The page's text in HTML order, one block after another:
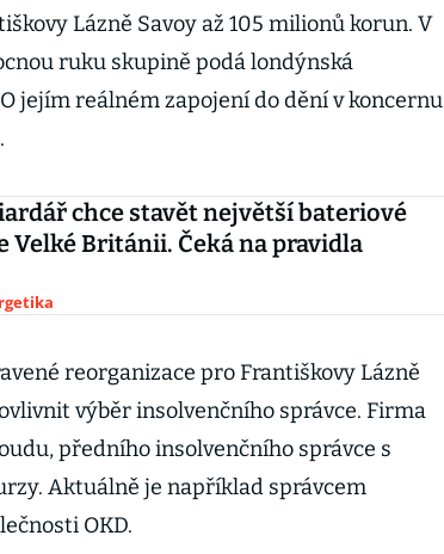
Lázně Savoy až 105 milionů korun. V
ruku skupině podá londýnská
jejím reálném zapojení do dění v koncernu
chce stavět největší bateriové
Velké Británii. Čeká na pravidla
reorganizace pro Františkovy Lázně
výběr insolvenčního správce. Firma
předního insolvenčního správce s
Aktuálně je například správcem
OKD.